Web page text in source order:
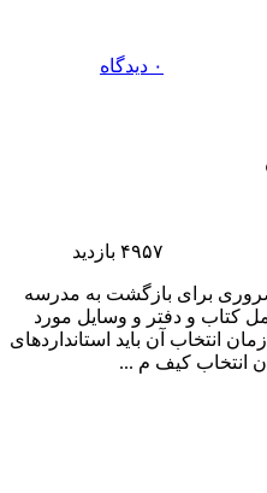
۰ دیدگاه
۴۹۵۷ بازدید
برای بازگشت به مدرسه
کتاب و دفتر و وسایل مورد
انتخاب آن باید استانداردهای
انتخاب کیف م ...